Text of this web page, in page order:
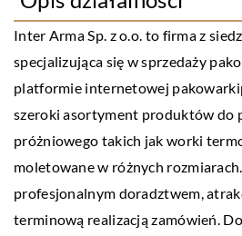
Inter Arma Sp. z o.o. to firma z
specjalizująca się w sprzedaży
platformie internetowej
szeroki asortyment produktów do
próżniowego takich jak worki
moletowane w różnych
profesjonalnym doradztwem,
terminową realizacją zamówień.